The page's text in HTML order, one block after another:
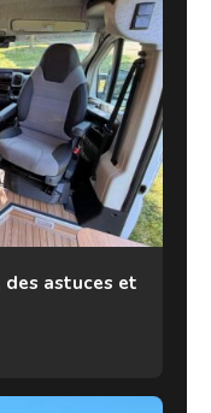
des astuces et